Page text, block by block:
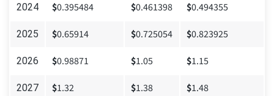
2024 $0.395484 $0.461398 $0.494355
2025 $0.65914 $0.725054 $0.823925
2026 $0.98871 $1.05 $1.15
2027 $1.32 $1.38 $1.48